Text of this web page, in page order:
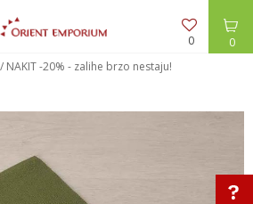
0
0
NAKIT -20% - zalihe brzo nestaju!